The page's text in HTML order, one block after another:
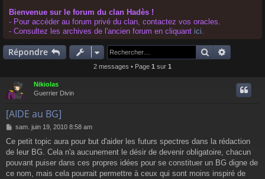
Bienvenue sur le forum du clan Hadès !
- Pour accéder au forum privé du clan, contactez vos oracles.
- Consultez les archives de l'ancien forum en cliquant ici.
Répondre Rechercher
2 messages • Page 1 sur 1
Nikiolas
Guerrier Divin
[AIDE au BG]
M
s
s
a
g
sam. juin 19, 2010 8:58 am
Ce petit topic aura pour but d'aider les futurs spectres dans la rédaction
de leur BG. Cela n'a aucunement le désir de devenir obligatoire, chacun
pouvant puiser dans ces propres idées pour se constituer un BG digne de
ce nom, mais cela pourrait permettre à ceux qui sont moins inspiré de